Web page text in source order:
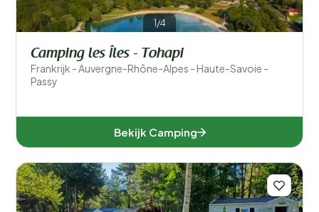
1/4
Camping les Îles - Tohapi
Frankrijk - Auvergne-Rhône-Alpes - Haute-Savoie -
Passy
Bekijk Camping